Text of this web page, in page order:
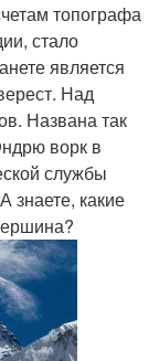
топографа
стало
является
Над
Названа так
ворк в
службы
знаете, какие